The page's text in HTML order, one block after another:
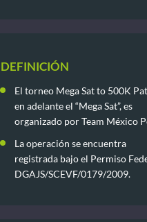
DEFINICIÓN
El torneo Mega Sat to 500K
en adelante el “Mega Sat”, es
organizado por Team México
La operación se encuentra
registrada bajo el Permiso
DGAJS/SCEVF/0179/2009.